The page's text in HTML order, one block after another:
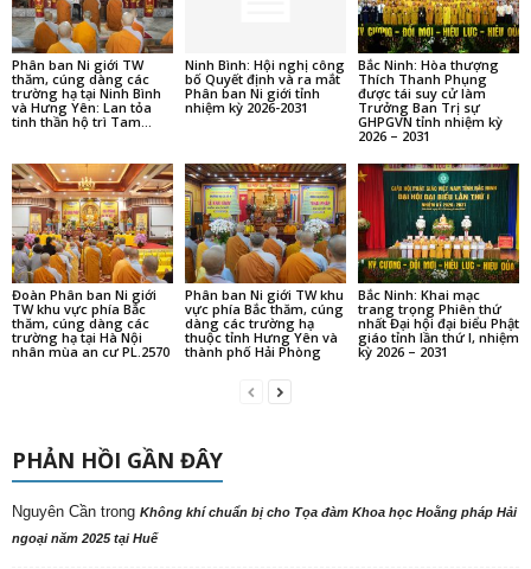
Phân ban Ni giới TW
thăm, cúng dàng các
trường hạ tại Ninh Bình
và Hưng Yên: Lan tỏa
tinh thần hộ trì Tam...
Ninh Bình: Hội nghị công
bố Quyết định và ra mắt
Phân ban Ni giới tỉnh
nhiệm kỳ 2026-2031
Bắc Ninh: Hòa thượng
Thích Thanh Phụng
được tái suy cử làm
Trưởng Ban Trị sự
GHPGVN tỉnh nhiệm kỳ
2026 – 2031
Đoàn Phân ban Ni giới
TW khu vực phía Bắc
thăm, cúng dàng các
trường hạ tại Hà Nội
nhân mùa an cư PL.2570
Phân ban Ni giới TW khu
vực phía Bắc thăm, cúng
dàng các trường hạ
thuộc tỉnh Hưng Yên và
thành phố Hải Phòng
Bắc Ninh: Khai mạc
trang trọng Phiên thứ
nhất Đại hội đại biểu Phật
giáo tỉnh lần thứ I, nhiệm
kỳ 2026 – 2031
PHẢN HỒI GẦN ĐÂY
Nguyên Cần trong Không khí chuẩn bị cho Tọa đàm Khoa học Hoằng pháp Hải
ngoại năm 2025 tại Huế